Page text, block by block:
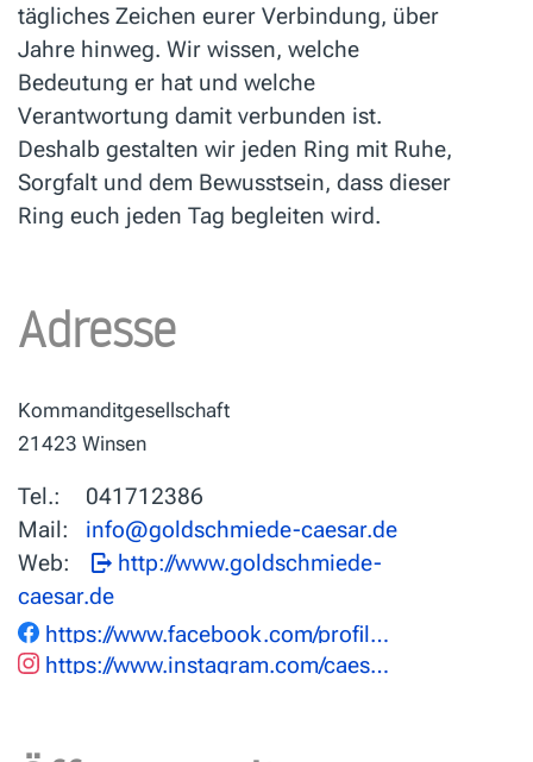
tägliches Zeichen eurer Verbindung, über
Jahre hinweg. Wir wissen, welche
Bedeutung er hat und welche
Verantwortung damit verbunden ist.
Deshalb gestalten wir jeden Ring mit Ruhe,
Sorgfalt und dem Bewusstsein, dass dieser
Ring euch jeden Tag begleiten wird.
Adresse
Kommanditgesellschaft
21423 Winsen
Tel.:
041712386
Mail:
Web:
http://www.goldschmiede-
caesar.de
https://www.facebook.com/profile.php?id=100070310454378
https://www.instagram.com/caesar_goldschmiede/